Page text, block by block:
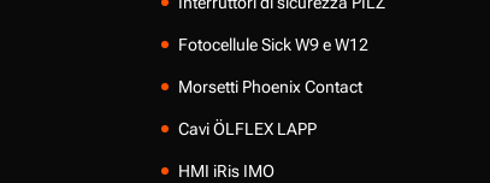
Fotocellule Sick W9 e W12
Morsetti Phoenix Contact
Cavi ÖLFLEX LAPP
HMI iRis IMO